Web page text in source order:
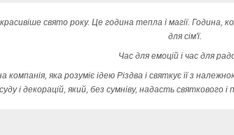
свято року. Це година тепла і магії. Година,
для сім'ї.
Час для емоцій і час для
компанія, яка розуміє ідею Різдва і святкує її з
і декорацій, який, без сумніву, надасть святкового